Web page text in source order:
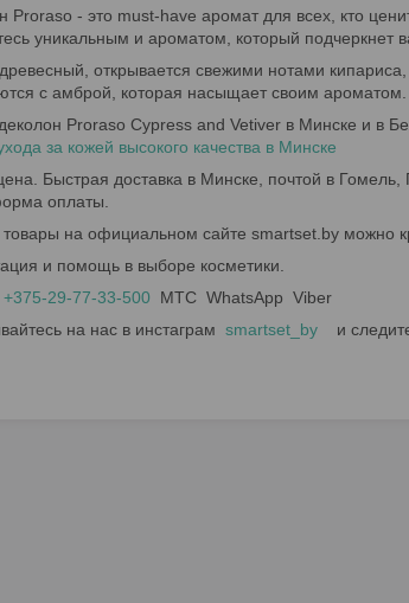
Proraso - это must-have аромат для всех, кто
уникальным и ароматом, который подчеркнет
древесный, открывается свежими нотами
с амброй, которая насыщает своим ароматом.
Proraso Cypress and Vetiver в Минске и в
за кожей высокого качества в Минске
Быстрая доставка в Минске, почтой в
оплаты.
товары на официальном сайте smartset.by можно
и помощь в выборе косметики.
+375-29-77-33-500 МТС WhatsApp Viber
на нас в инстаграм smartset_by и